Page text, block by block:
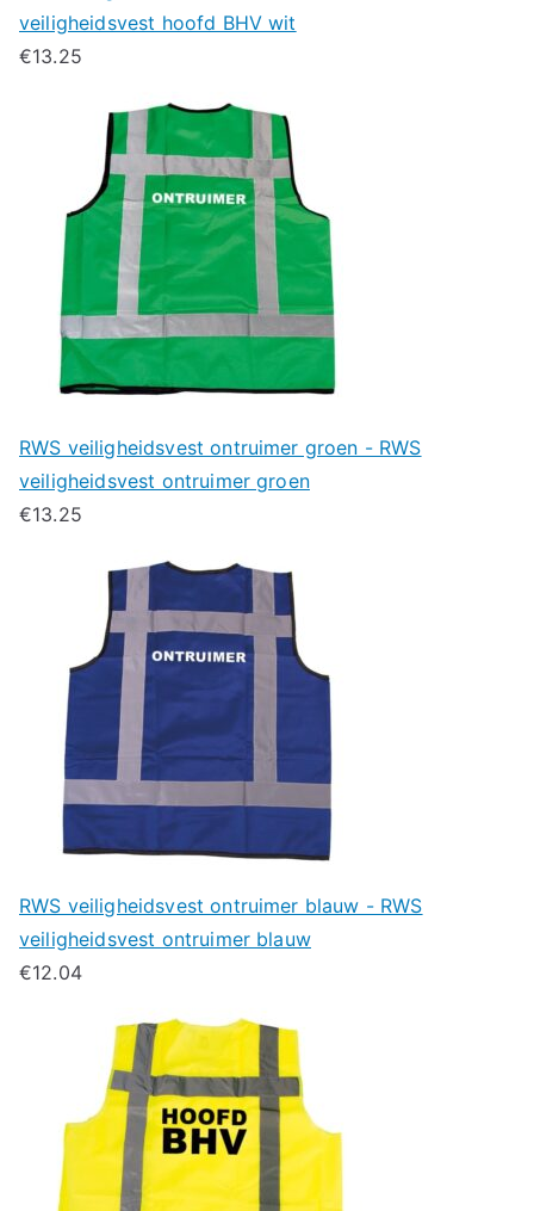
veiligheidsvest hoofd BHV wit
€13.25
RWS veiligheidsvest ontruimer groen - RWS
veiligheidsvest ontruimer groen
€13.25
RWS veiligheidsvest ontruimer blauw - RWS
veiligheidsvest ontruimer blauw
€12.04